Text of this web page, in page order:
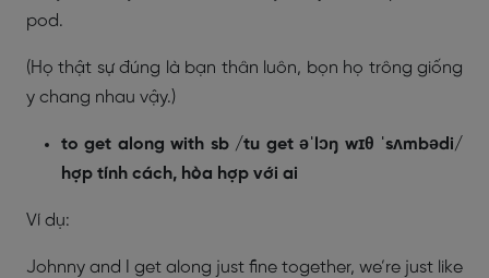
pod.
(Họ thật sự đúng là bạn thân luôn, bọn họ trông giống
y chang nhau vậy.)
to get along with sb /tu get əˈlɔŋ wɪθ ˈsʌmbədi/
hợp tính cách, hòa hợp với ai
Ví dụ:
Johnny and I get along just fine together, we’re just like